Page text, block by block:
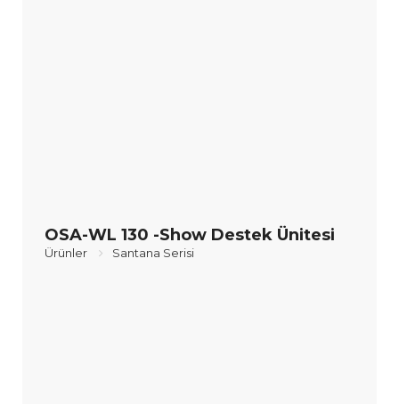
OSA-WL 130 -Show Destek Ünitesi
Ürünler Santana Serisi